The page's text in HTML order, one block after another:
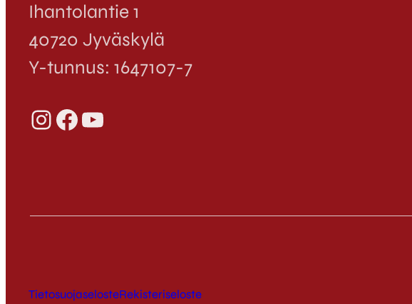
Ihantolantie 1
40720 Jyväskylä
Y-tunnus: 1647107-7
InstagramFacebook YouTube
TietosuojaselosteRekisteriseloste